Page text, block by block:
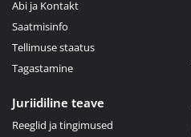
Abi ja Kontakt
Saatmisinfo
Tellimuse staatus
Tagastamine
Juriidiline teave
Reeglid ja tingimused